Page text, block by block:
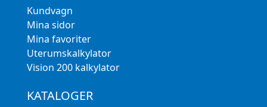
Kundvagn
Mina sidor
Mina favoriter
Uterumskalkylator
Vision 200 kalkylator
KATALOGER